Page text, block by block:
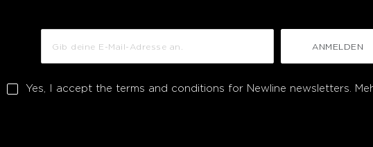
ANMELDEN
Yes, I accept the terms and conditions for Newline newsletters.